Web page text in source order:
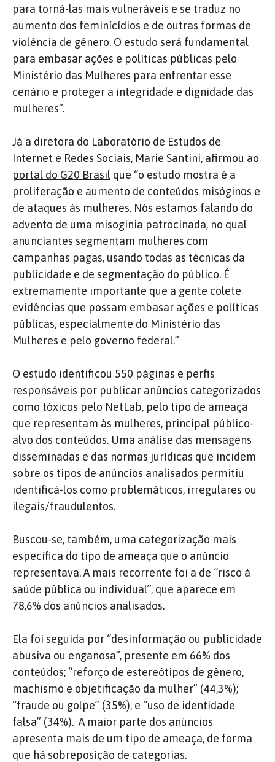
para torná-las mais vulneráveis e se traduz no
aumento dos feminícídios e de outras formas de
violência de gênero. O estudo será fundamental
para embasar ações e políticas públicas pelo
Ministério das Mulheres para enfrentar esse
cenário e proteger a integridade e dignidade das
mulheres”.
Já a diretora do Laboratório de Estudos de
Internet e Redes Sociais, Marie Santini, afirmou ao
portal do G20 Brasil que “o estudo mostra é a
proliferação e aumento de conteúdos misóginos e
de ataques às mulheres. Nós estamos falando do
advento de uma misoginia patrocinada, no qual
anunciantes segmentam mulheres com
campanhas pagas, usando todas as técnicas da
publicidade e de segmentação do público. É
extremamente importante que a gente colete
evidências que possam embasar ações e políticas
públicas, especialmente do Ministério das
Mulheres e pelo governo federal.”
O estudo identificou 550 páginas e perfis
responsáveis por publicar anúncios categorizados
como tóxicos pelo NetLab, pelo tipo de ameaça
que representam às mulheres, principal público-
alvo dos conteúdos. Uma análise das mensagens
disseminadas e das normas jurídicas que incidem
sobre os tipos de anúncios analisados permitiu
identificá-los como problemáticos, irregulares ou
ilegais/fraudulentos.
Buscou-se, também, uma categorização mais
específica do tipo de ameaça que o anúncio
representava. A mais recorrente foi a de “risco à
saúde pública ou individual”, que aparece em
78,6% dos anúncios analisados.
Ela foi seguida por “desinformação ou publicidade
abusiva ou enganosa”, presente em 66% dos
conteúdos; “reforço de estereótipos de gênero,
machismo e objetificação da mulher” (44,3%);
“fraude ou golpe” (35%), e “uso de identidade
falsa” (34%). A maior parte dos anúncios
apresenta mais de um tipo de ameaça, de forma
que há sobreposição de categorias.